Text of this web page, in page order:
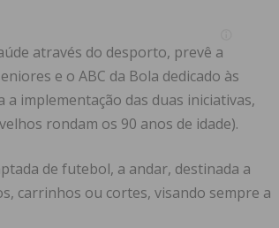
através do desporto, prevê a
e o ABC da Bola dedicado às
a implementação das duas iniciativas,
rondam os 90 anos de idade).
de futebol, a andar, destinada a
carrinhos ou cortes, visando sempre a